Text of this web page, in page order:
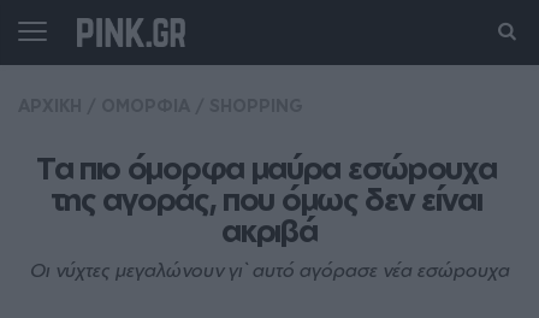
Τα πιο όμορφα μαύρα εσώpoυχα
της αγοράς, που όμως δεν είναι
ακριβά
Οι νύχτες μεγαλώνουν γι` αυτό αγόρασε νέα εσώpoυχα